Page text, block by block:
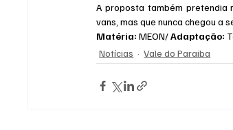
A proposta também pretendia
vans, mas que nunca chegou a
Matéria: MEON/ Adaptação:
Notícias
Vale do Paraiba